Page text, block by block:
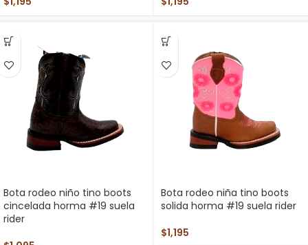
Bota rodeo niño tino boots
cincelada horma #19 suela
rider
Bota rodeo niña tino boots
solida horma #19 suela rider
$1,195